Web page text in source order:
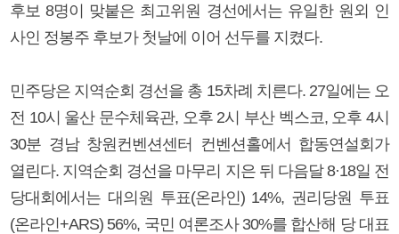
후보 8명이 맞붙은 최고위원 경선에서는 유일한 원외 인
사인 정봉주 후보가 첫날에 이어 선두를 지켰다.
민주당은 지역순회 경선을 총 15차례 치른다. 27일에는 오
전 10시 울산 문수체육관, 오후 2시 부산 벡스코, 오후 4시
30분 경남 창원컨벤션센터 컨벤션홀에서 합동연설회가
열린다. 지역순회 경선을 마무리 지은 뒤 다음달 8·18일 전
당대회에서는 대의원 투표(온라인) 14%, 권리당원 투표
(온라인+ARS) 56%, 국민 여론조사 30%를 합산해 당 대표